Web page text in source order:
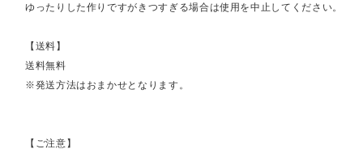
ゆったりした作りですがきつすぎる場合は使用を中止してください。
【送料】
送料無料
※発送方法はおまかせとなります。
【ご注意】